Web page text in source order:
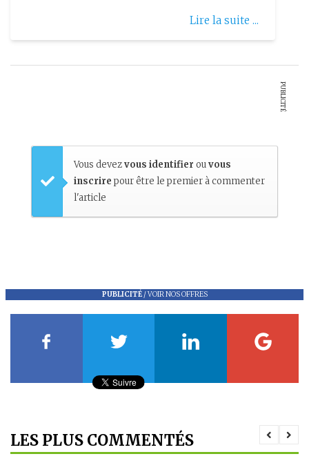
Lire la suite ...
PUBLICITÉ
Vous devezvous identifier ouvous
inscrire pour être le premier à commenter
l'article
PUBLICITÉ/VOIR NOS OFFRES
LES PLUS COMMENTÉS